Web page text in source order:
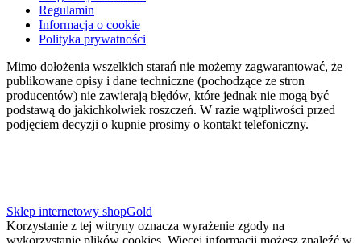
Regulamin
Informacja o cookie
Polityka prywatności
Mimo dołożenia wszelkich starań nie możemy zagwarantować, że
publikowane opisy i dane techniczne (pochodzące ze stron
producentów) nie zawierają błędów, które jednak nie mogą być
podstawą do jakichkolwiek roszczeń. W razie wątpliwości przed
podjęciem decyzji o kupnie prosimy o kontakt telefoniczny.
Sklep internetowy shopGold
Korzystanie z tej witryny oznacza wyrażenie zgody na